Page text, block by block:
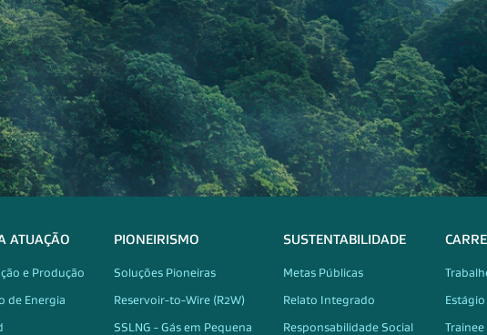
ATUAÇÃO
e Produção
de Energia
PIONEIRISMO
Soluções Pioneiras
Reservoir-to-Wire (R2W)
SSLNG - Gás em Pequena
SUSTENTABILIDADE
Metas Públicas
Relato Integrado
Responsabilidade Social
Estágio
Trainee